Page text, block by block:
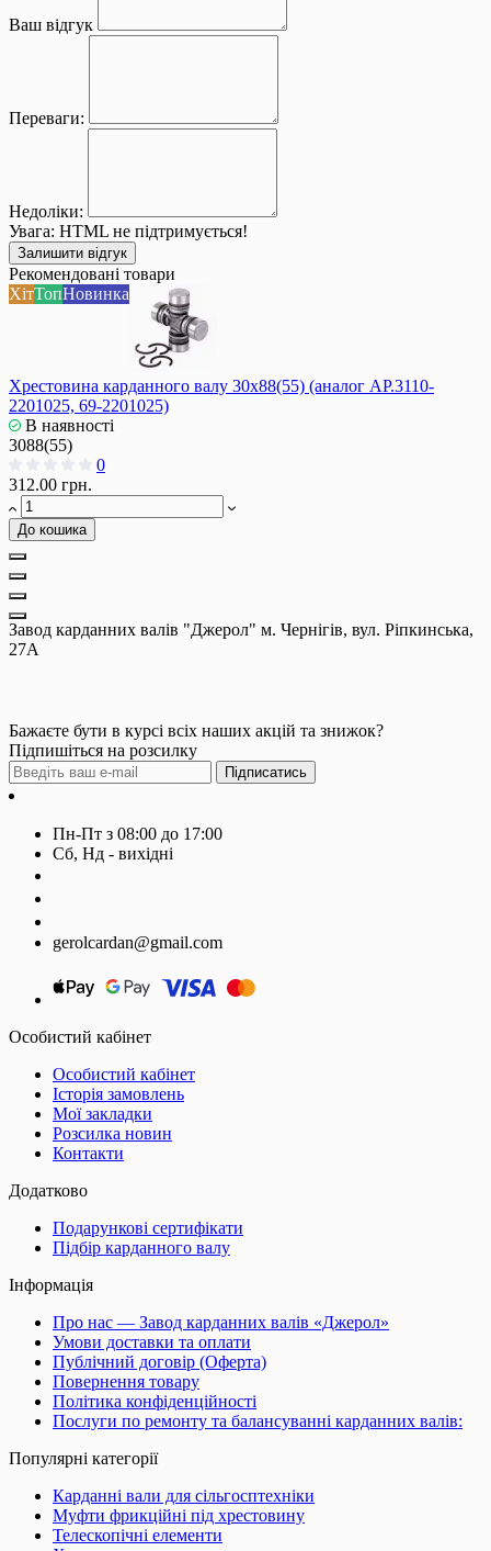
Ваш відгук
Переваги:
Недоліки:
Увага: HTML не підтримується!
Залишити відгук
Рекомендовані товари
ХітТопНовинка
Хрестовина карданного валу 30x88(55) (аналог АР.3110-
2201025, 69-2201025)
В наявності
3088(55)
0
312.00 грн.
До кошика
Завод карданних валів "Джерол" м. Чернігів, вул. Ріпкинська,
27А
Бажаєте бути в курсі всіх наших акцій та знижок?
Підпишіться на розсилку
Підписатись
Пн-Пт з 08:00 до 17:00
Сб, Нд - вихідні
gerolcardan@gmail.com
Особистий кабінет
Особистий кабінет
Історія замовлень
Мої закладки
Розсилка новин
Контакти
Додатково
Подарункові сертифікати
Підбір карданного валу
Інформація
Про нас — Завод карданних валів «Джерол»
Умови доставки та оплати
Публічний договір (Оферта)
Повернення товару
Політика конфіденційності
Послуги по ремонту та балансуванні карданних валів:
Популярні категорії
Карданні вали для сільгосптехніки
Муфти фрикційні під хрестовину
Телескопічні елементи